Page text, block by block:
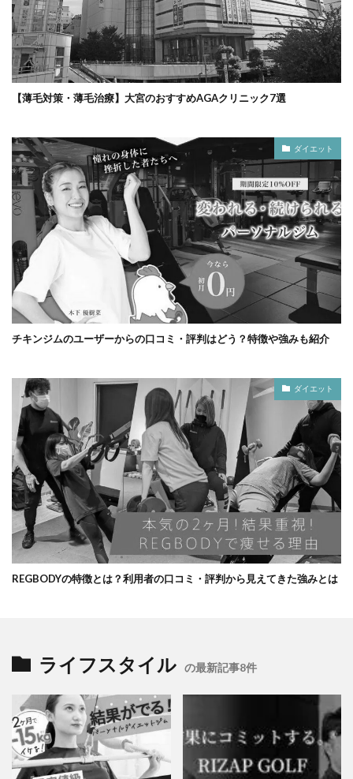
【薄毛対策・薄毛治療】大宮のおすすめAGAクリニック7選
ダイエット
チキンジムのユーザーからの口コミ・評判はどう？特徴や強みも紹介
ダイエット
REGBODYの特徴とは？利用者の口コミ・評判から見えてきた強みとは
ライフスタイル の最新記事8件